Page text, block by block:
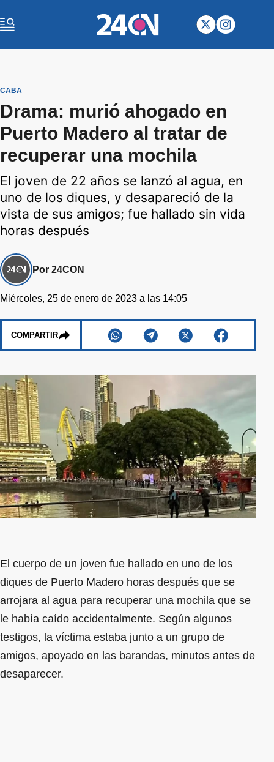
CABA
Drama: murió ahogado en
Puerto Madero al tratar de
recuperar una mochila
El joven de 22 años se lanzó al agua, en
uno de los diques, y desapareció de la
vista de sus amigos; fue hallado sin vida
horas después
Por 24CON
Miércoles, 25 de enero de 2023 a las 14:05
COMPARTIR
El cuerpo de un joven fue hallado en uno de los
diques de Puerto Madero horas después que se
arrojara al agua para recuperar una mochila que se
le había caído accidentalmente. Según algunos
testigos, la víctima estaba junto a un grupo de
amigos, apoyado en las barandas, minutos antes de
desaparecer.